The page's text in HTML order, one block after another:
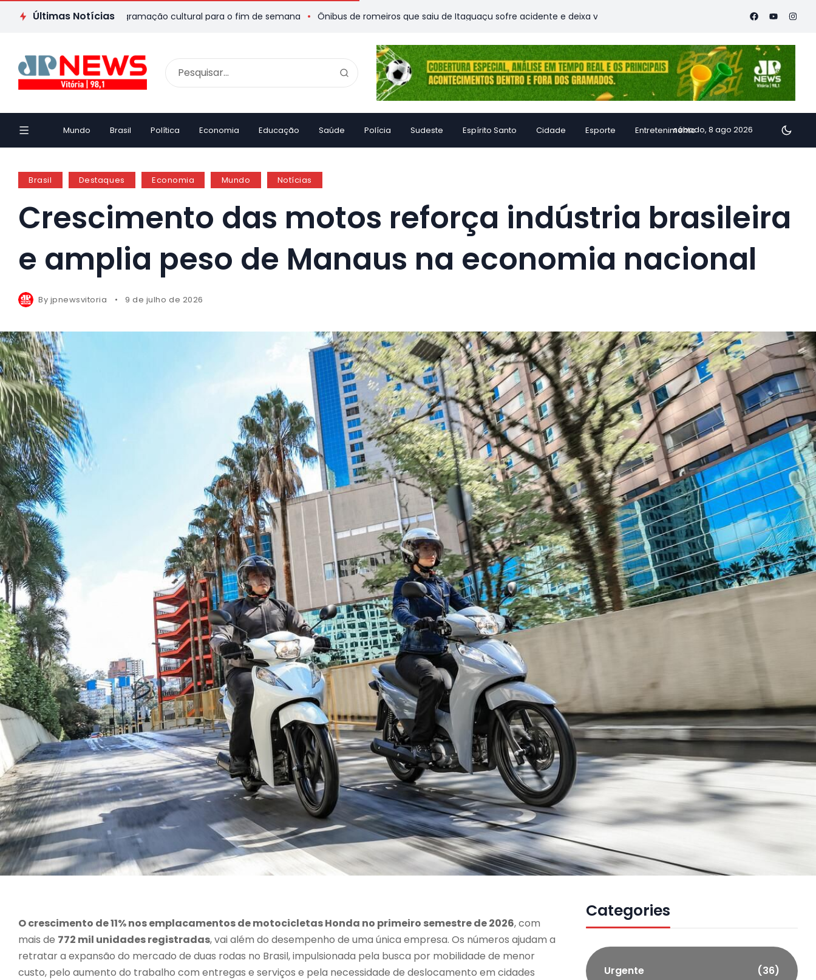
Últimas Notícias
veja passeios e programação cultural para o fim de semana Ônibus de romeiros que saiu de Itaguaçu sofre acidente e deixa vítimas Família de Alfredo Chaves transforma inhame
Mundo Brasil Política Economia Educação Saúde Polícia Sudeste Espírito Santo Cidade Esporte Entretenimentosábado, 8 ago 2026
Brasil Destaques Economia Mundo Notícias
Crescimento das motos reforça indústria brasileira
e amplia peso de Manaus na economia nacional
By jpnewsvitoria 9 de julho de 2026
O crescimento de 11% nos emplacamentos de motocicletas Honda no primeiro semestre de 2026, com
mais de 772 mil unidades registradas, vai além do desempenho de uma única empresa. Os números ajudam a
retratar a expansão do mercado de duas rodas no Brasil, impulsionada pela busca por mobilidade de menor
custo, pelo aumento do trabalho com entregas e serviços e pela necessidade de deslocamento em cidades
Categories
Urgente (36)